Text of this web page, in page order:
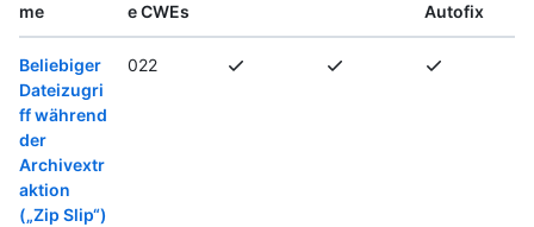
me
e CWEs
Autofix
Beliebiger
Dateizugri
ff während
der
Archivextr
aktion
(„Zip Slip“)
022